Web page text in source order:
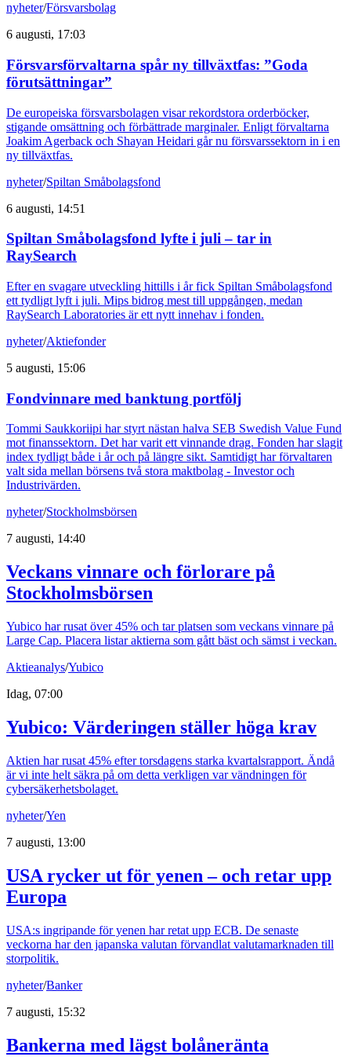
nyheter/Försvarsbolag
6 augusti, 17:03
Försvarsförvaltarna spår ny tillväxtfas: ”Goda
förutsättningar”
De europeiska försvarsbolagen visar rekordstora orderböcker,
stigande omsättning och förbättrade marginaler. Enligt förvaltarna
Joakim Agerback och Shayan Heidari går nu försvarssektorn in i en
ny tillväxtfas.
nyheter/Spiltan Småbolagsfond
6 augusti, 14:51
Spiltan Småbolagsfond lyfte i juli – tar in
RaySearch
Efter en svagare utveckling hittills i år fick Spiltan Småbolagsfond
ett tydligt lyft i juli. Mips bidrog mest till uppgången, medan
RaySearch Laboratories är ett nytt innehav i fonden.
nyheter/Aktiefonder
5 augusti, 15:06
Fondvinnare med banktung portfölj
Tommi Saukkoriipi har styrt nästan halva SEB Swedish Value Fund
mot finanssektorn. Det har varit ett vinnande drag. Fonden har slagit
index tydligt både i år och på längre sikt. Samtidigt har förvaltaren
valt sida mellan börsens två stora maktbolag - Investor och
Industrivärden.
nyheter/Stockholmsbörsen
7 augusti, 14:40
Veckans vinnare och förlorare på
Stockholmsbörsen
Yubico har rusat över 45% och tar platsen som veckans vinnare på
Large Cap. Placera listar aktierna som gått bäst och sämst i veckan.
Aktieanalys/Yubico
Idag, 07:00
Yubico: Värderingen ställer höga krav
Aktien har rusat 45% efter torsdagens starka kvartalsrapport. Ändå
är vi inte helt säkra på om detta verkligen var vändningen för
cybersäkerhetsbolaget.
nyheter/Yen
7 augusti, 13:00
USA rycker ut för yenen – och retar upp
Europa
USA:s ingripande för yenen har retat upp ECB. De senaste
veckorna har den japanska valutan förvandlat valutamarknaden till
storpolitik.
nyheter/Banker
7 augusti, 15:32
Bankerna med lägst bolåneränta